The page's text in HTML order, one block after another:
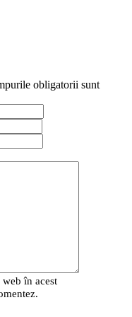
obligatorii sunt
în acest